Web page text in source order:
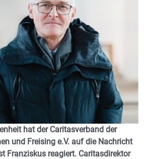
hat der Caritasverband der
und Freising e.V. auf die Nachricht
Franziskus reagiert. Caritasdirektor